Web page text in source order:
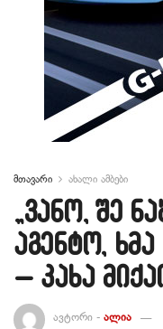
მთავარი ახალი ამბები
„ვანო, შე
აგენტო, ხმა
– კახა
ავტორი - ალია